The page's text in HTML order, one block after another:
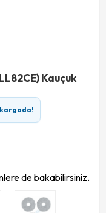
Kauçuk
de bakabilirsiniz.